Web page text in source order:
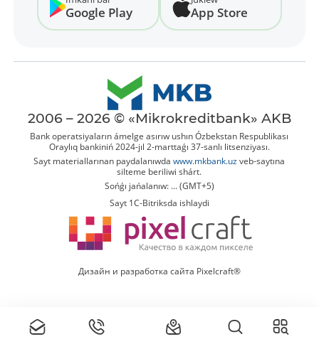
Google Play App Store
2006 – 2026 © «Mikrokreditbank» AKB
Bank operatsiyaların ámelge asırıw ushın Ózbekstan Respublikası
Oraylıq bankiniń 2024-jıl 2-marttaǵı 37-sanlı litsenziyası.
Sayt materiallarınan paydalanıwdawww.mkbank.uz veb-saytına
silteme beriliwi shárt.
Sońǵı jańalanıw: ... (GMT+5)
Sayt 1C-Bitriksda ishlaydi
Дизайн и разработка сайта Pixelcraft®